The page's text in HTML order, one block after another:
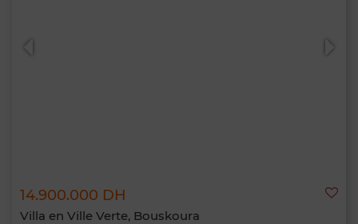
14.900.000 DH
Villa en Ville Verte, Bouskoura